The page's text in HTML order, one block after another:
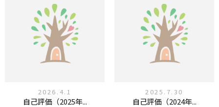
2026.4.1
自己評価（2025年...
2025.7.30
自己評価（2024年...